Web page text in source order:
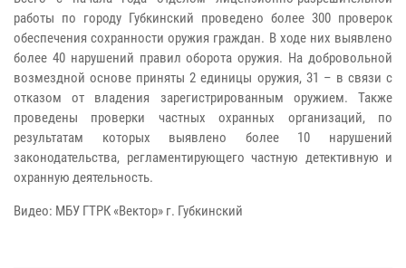
работы по городу Губкинский проведено более 300 проверок
обеспечения сохранности оружия граждан. В ходе них выявлено
более 40 нарушений правил оборота оружия. На добровольной
возмездной основе приняты 2 единицы оружия, 31 – в связи с
отказом от владения зарегистрированным оружием. Также
проведены проверки частных охранных организаций, по
результатам которых выявлено более 10 нарушений
законодательства, регламентирующего частную детективную и
охранную деятельность.
Видео: МБУ ГТРК «Вектор» г. Губкинский